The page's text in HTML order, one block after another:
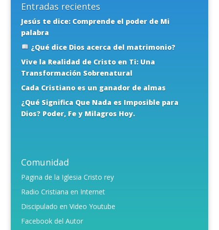
Entradas recientes
Jesús te dice: Comprende el poder de Mi
palabra
¿Qué dice Dios acerca del matrimonio?
Vive la Realidad de Cristo en Ti: Una
Transformación Sobrenatural
Cada Cristiano es un ganador de almas
¿Qué Significa Que Nada es Imposible para
Dios? Poder, Fe y Milagros Hoy.
Comunidad
Pagina de la Iglesia Cristo rey
Radio Cristiana en Internet
Discipulado en Video Youtube
Facebook del Autor